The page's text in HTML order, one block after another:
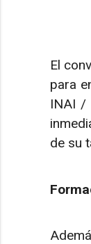
El
para
INAI /
de su